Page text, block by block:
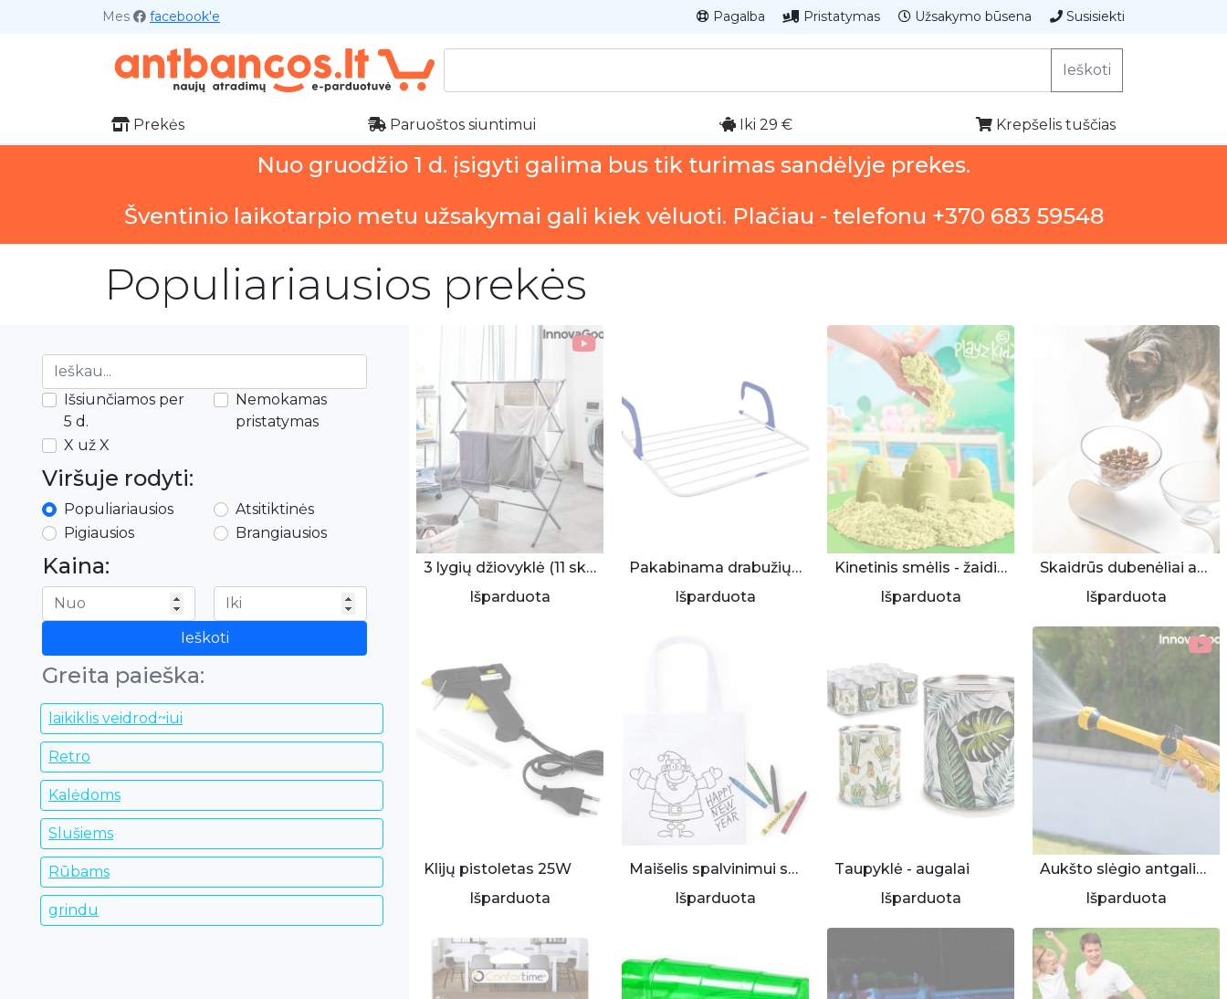
Mes facebook'e Pagalba Pristatymas Užsakymo būsena Susisiekti
Ieškoti
Prekės Paruoštos siuntimui Iki 29 € Krepšelis tuščias
Nuo gruodžio 1 d. įsigyti galima bus tik turimas sandėlyje prekes.
Šventinio laikotarpio metu užsakymai gali kiek vėluoti. Plačiau - telefonu +370 683 59548
Populiariausios prekės
Išsiunčiamos per
5 d.
Nemokamas
pristatymas
X už X
Viršuje rodyti:
Populiariausios
Atsitiktinės
Pigiausios
Brangiausios
Kaina:
Ieškoti
Greita paieška:
laikiklis veidrod~iui
Retro
Kalėdoms
Slušiems
Rūbams
grindu
3 lygių džiovyklė (11 skersiniai)
Išparduota
Pakabinama drabužių džiovykla
Išparduota
Kinetinis smėlis - žaidimas vaikams
Išparduota
Skaidrūs dubenėliai augintiniui
Išparduota
Klijų pistoletas 25W
Išparduota
Maišelis spalvinimui su kreidelėmis
Išparduota
Taupyklė - augalai
Išparduota
Aukšto slėgio antgalis su rezervuaru
Išparduota